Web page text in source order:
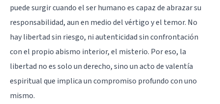
puede surgir cuando el ser humano es capaz de abrazar su
responsabilidad, aun en medio del vértigo y el temor. No
hay libertad sin riesgo, ni autenticidad sin confrontación
con el propio abismo interior, el misterio. Por eso, la
libertad no es solo un derecho, sino un acto de valentía
espiritual que implica un compromiso profundo con uno
mismo.